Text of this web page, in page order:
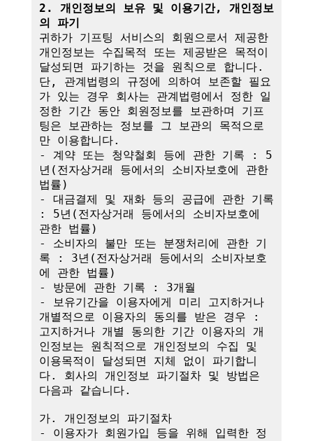
2. 개인정보의 보유 및 이용기간, 개인정보
의 파기
귀하가 기프팅 서비스의 회원으로서 제공한
개인정보는 수집목적 또는 제공받은 목적이
달성되면 파기하는 것을 원칙으로 합니다.
단, 관계법령의 규정에 의하여 보존할 필요
가 있는 경우 회사는 관계법령에서 정한 일
정한 기간 동안 회원정보를 보관하며 기프
팅은 보관하는 정보를 그 보관의 목적으로
만 이용합니다.
- 계약 또는 청약철회 등에 관한 기록 : 5
년(전자상거래 등에서의 소비자보호에 관한
법률)
- 대금결제 및 재화 등의 공급에 관한 기록
: 5년(전자상거래 등에서의 소비자보호에
관한 법률)
- 소비자의 불만 또는 분쟁처리에 관한 기
록 : 3년(전자상거래 등에서의 소비자보호
에 관한 법률)
- 방문에 관한 기록 : 3개월
- 보유기간을 이용자에게 미리 고지하거나
개별적으로 이용자의 동의를 받은 경우 :
고지하거나 개별 동의한 기간 이용자의 개
인정보는 원칙적으로 개인정보의 수집 및
이용목적이 달성되면 지체 없이 파기합니
다. 회사의 개인정보 파기절차 및 방법은
다음과 같습니다.
가. 개인정보의 파기절차
- 이용자가 회원가입 등을 위해 입력한 정